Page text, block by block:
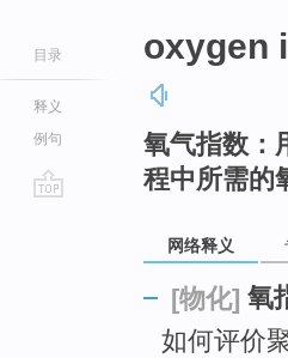
目录
释义
例句
oxygen
氧气指数：
程中所需的
网络释义
[物化] 氧
如何评价